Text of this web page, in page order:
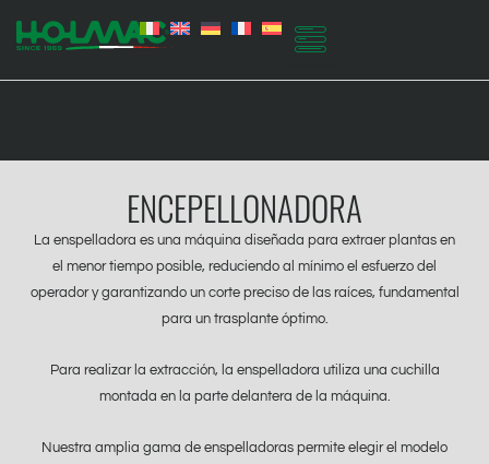
ENCEPELLONADORA
La enspelladora es una máquina diseñada para extraer plantas en
el menor tiempo posible, reduciendo al mínimo el esfuerzo del
operador y garantizando un corte preciso de las raíces, fundamental
para un trasplante óptimo.
Para realizar la extracción, la enspelladora utiliza una cuchilla
montada en la parte delantera de la máquina.
Nuestra amplia gama de enspelladoras permite elegir el modelo